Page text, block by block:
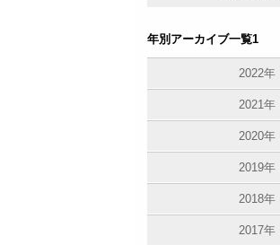
年別アーカイブ一覧1
2022年
2021年
2020年
2019年
2018年
2017年